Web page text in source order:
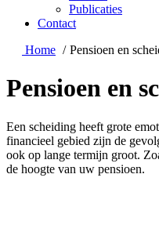
Publicaties
Contact
Home
Pensioen en
Pensioen en
Een scheiding heeft grote
financieel gebied zijn de
ook op lange termijn groot.
de hoogte van uw pensioen.